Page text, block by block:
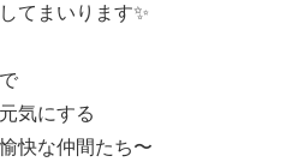
てまいります✨
気にする
快な仲間たち〜